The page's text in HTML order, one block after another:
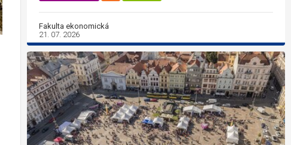
Fakulta ekonomická
21. 07. 2026